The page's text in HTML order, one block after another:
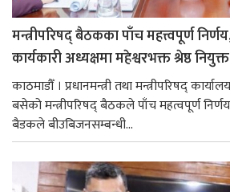
मन्त्रीपरिषद् बैठकका पाँच महत्त्वपूर्ण
कार्यकारी अध्यक्षमा महेश्वरभक्त श्रेष्ठ नियुक्त
काठमाडौँ । प्रधानमन्त्री तथा मन्त्रीपरिषद्
बसेको मन्त्रीपरिषद् बैठकले पाँच महत्वपूर्ण
बैडकले बीउबिजनसम्बन्धी...